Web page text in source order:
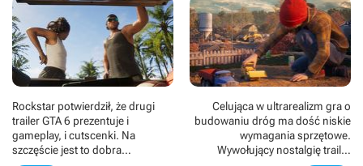
Rockstar potwierdził, że drugi
trailer GTA 6 prezentuje i
gameplay, i cutscenki. Na
szczęście jest to dobra
Celująca w ultrarealizm gra o
budowaniu dróg ma dość niskie
wymagania sprzętowe.
Wywołujący nostalgię trailer